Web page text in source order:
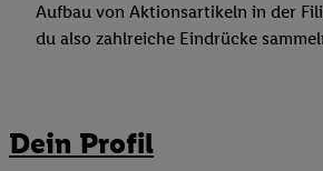
Aufbau von Aktionsartikeln in der
du also zahlreiche Eindrücke
Dein Profil